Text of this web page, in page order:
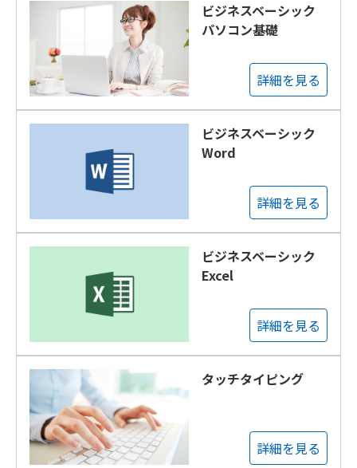
ビジネスベーシック
パソコン基礎
詳細を見る
ビジネスベーシック
Word
詳細を見る
ビジネスベーシック
Excel
詳細を見る
タッチタイピング
詳細を見る